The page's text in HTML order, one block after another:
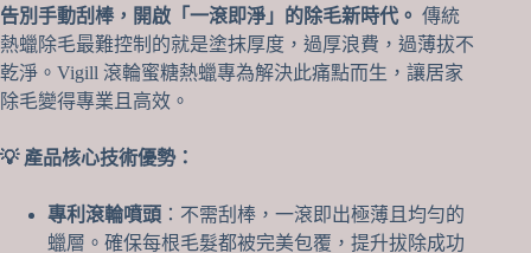
即
平、
天
然
水
配
告別手動刮棒，開啟「一滾即淨」的除毛新時代。 傳統
熱蠟除毛最難控制的就是塗抹厚度，過厚浪費，過薄拔不
乾淨。Vigill 滾輪蜜糖熱蠟專為解決此痛點而生，讓居家
除毛變得專業且高效。
💡 產品核心技術優勢：
專利滾輪噴頭 ：不需刮棒，一滾即出極薄且均勻的
蠟層。確保每根毛髮都被完美包覆，提升拔除成功